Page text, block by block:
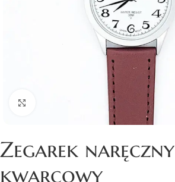
Zegarek naręczny
kwarcowy